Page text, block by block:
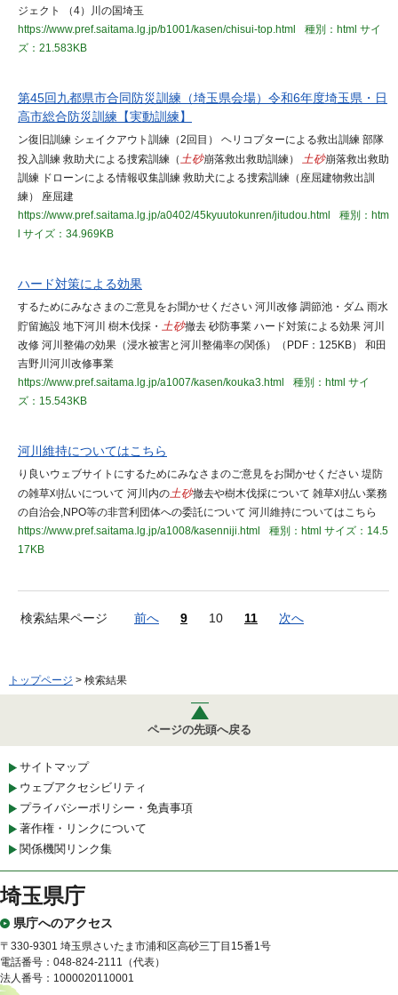
ジェクト （4）川の国埼玉
https://www.pref.saitama.lg.jp/b1001/kasen/chisui-top.html
種別：html サイ
ズ：21.583KB
第45回九都県市合同防災訓練（埼玉県会場）令和6年度埼玉県・日
高市総合防災訓練【実動訓練】
ン復旧訓練 シェイクアウト訓練（2回目） ヘリコプターによる救出訓練 部隊
投入訓練 救助犬による捜索訓練（土砂崩落救出救助訓練） 土砂崩落救出救助
訓練 ドローンによる情報収集訓練 救助犬による捜索訓練（座屈建物救出訓
練） 座屈建
https://www.pref.saitama.lg.jp/a0402/45kyuutokunren/jitudou.html
種別：htm
サイズ：34.969KB
ハード対策による効果
するためにみなさまのご意見をお聞かせください 河川改修 調節池・ダム 雨水
貯留施設 地下河川 樹木伐採・ 土砂撤去 砂防事業 ハード対策による効果 河川
改修 河川整備の効果（浸水被害と河川整備率の関係）（PDF：125KB） 和田
吉野川河川改修事業
https://www.pref.saitama.lg.jp/a1007/kasen/kouka3.html
種別：html サイ
ズ：15.543KB
河川維持についてはこちら
り良いウェブサイトにするためにみなさまのご意見をお聞かせください 堤防
の雑草刈払いについて 河川内の土砂撤去や樹木伐採について 雑草刈払い業務
の自治会,NPO等の非営利団体への委託について 河川維持についてはこちら
https://www.pref.saitama.lg.jp/a1008/kasenniji.html
種別：html サイズ：14.5
17KB
検索結果ページ 前へ 9 10 11 次へ
トップページ > 検索結果
ページの先頭へ戻る
サイトマップ
ウェブアクセシビリティ
プライバシーポリシー・免責事項
著作権・リンクについて
関係機関リンク集
埼玉県庁
県庁へのアクセス
〒330-9301 埼玉県さいたま市浦和区高砂三丁目15番1号
電話番号：048-824-2111（代表）
法人番号：1000020110001